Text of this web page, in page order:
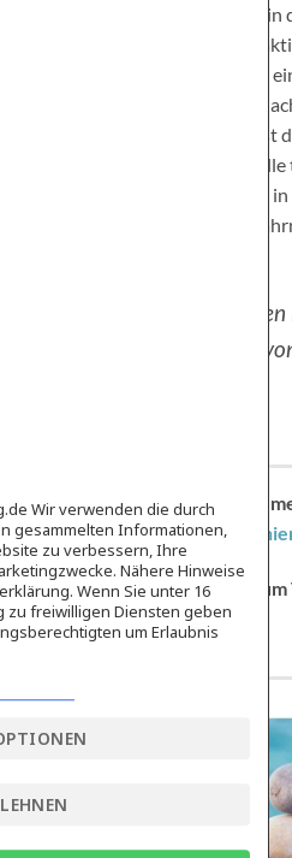
Du kannst diesen Rückzug
in dem größten Treiben
aufrecht hin, atme bewusst
gleichmäßigen Atemfluss
hinein. Diese innere Stille ist
häufiger du aus dieser
spürst du, dass du es selbst
die Welt um dich herum
„Zu einer
kommt das Glück
Über Achtsamkeit im
wie es dir hilft, kannst du
Weitere Informationen zum
Impulse"findest du hier
Wir verwenden die durch
gesammelten Informationen,
zu verbessern, Ihre
Nähere Hinweise
Wenn Sie unter 16
zu freiwilligen Diensten geben
um Erlaubnis